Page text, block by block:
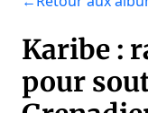
Karibe :
pour